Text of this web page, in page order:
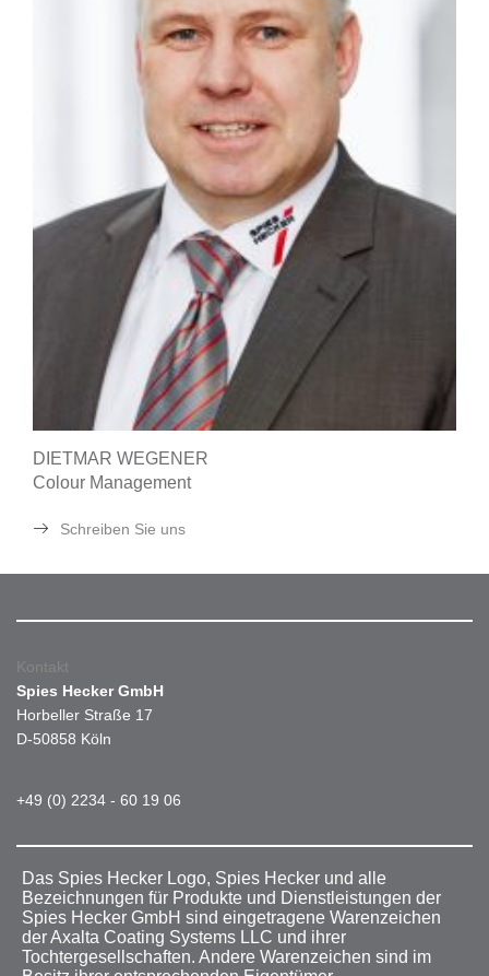
DIETMAR WEGENER
Colour Management
Schreiben Sie uns
Kontakt
Spies Hecker GmbH
Horbeller Straße 17
D-50858 Köln
+49 (0) 2234 - 60 19 06
Das Spies Hecker Logo, Spies Hecker und alle
Bezeichnungen für Produkte und Dienstleistungen der
Spies Hecker GmbH sind eingetragene Warenzeichen
der Axalta Coating Systems LLC und ihrer
Tochtergesellschaften. Andere Warenzeichen sind im